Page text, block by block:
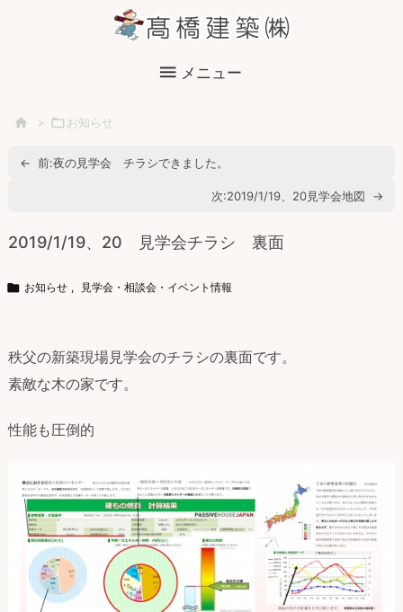
メニュー
 >  お知らせ
← 前:夜の見学会 チラシできました。
次:2019/1/19、20見学会地図 →
2019/1/19、20 見学会チラシ 裏面
 お知らせ , 見学会・相談会・イベント情報
秩父の新築現場見学会のチラシの裏面です。
素敵な木の家です。
性能も圧倒的